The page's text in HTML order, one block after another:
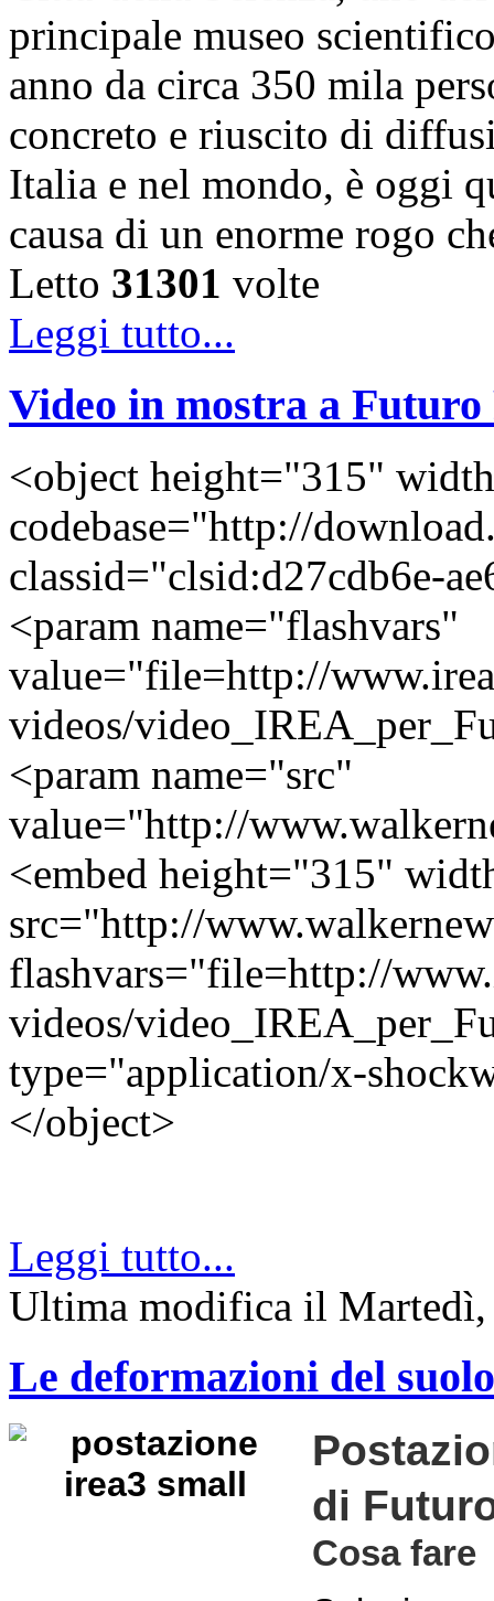
principale museo
anno da circa 350 mila
concreto e riuscito di
Italia e nel mondo, è oggi
causa di un enorme rogo
Letto 31301 volte
Leggi tutto...
Video in mostra a Futuro
<object height="315"
codebase="http://
classid="clsid:d27cdb6e-
<param name="flashvars"
value="file=http://
videos/
<param name="src"
value="http://
<embed height="315"
src="http://
flashvars="file=http://
videos/
type="application/x-
</object>
Leggi tutto...
Ultima modifica il
Le deformazioni del
di
Cosa fare